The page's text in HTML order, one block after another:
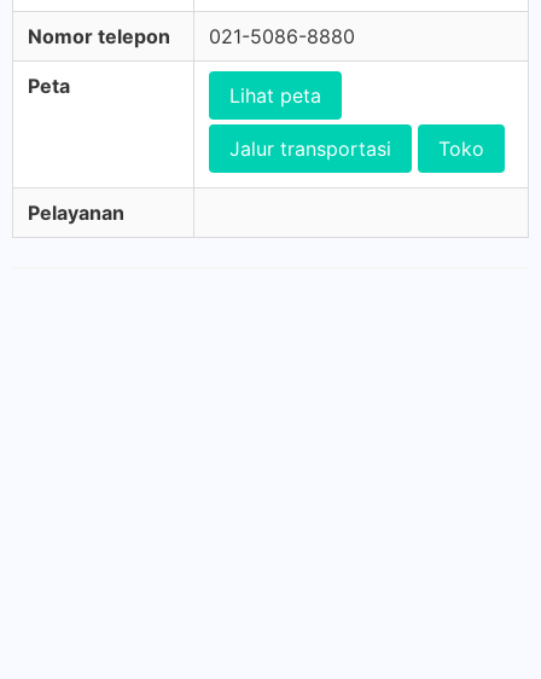
Nomor telepon 021-5086-8880
Peta Lihat peta
Jalur transportasi Toko
Pelayanan